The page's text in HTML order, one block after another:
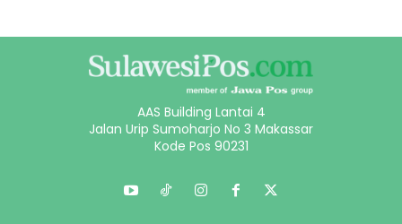
AAS Building Lantai 4
Jalan Urip Sumoharjo No 3 Makassar
Kode Pos 90231